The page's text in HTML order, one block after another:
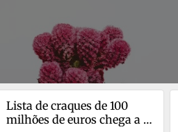
Lista de craques de 100
milhões de euros chega a